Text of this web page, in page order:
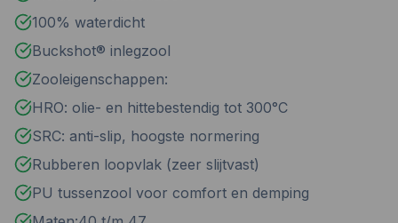
100% waterdicht
Buckshot® inlegzool
Zooleigenschappen:
HRO: olie- en hittebestendig tot 300°C
SRC: anti-slip, hoogste normering
Rubberen loopvlak (zeer slijtvast)
PU tussenzool voor comfort en demping